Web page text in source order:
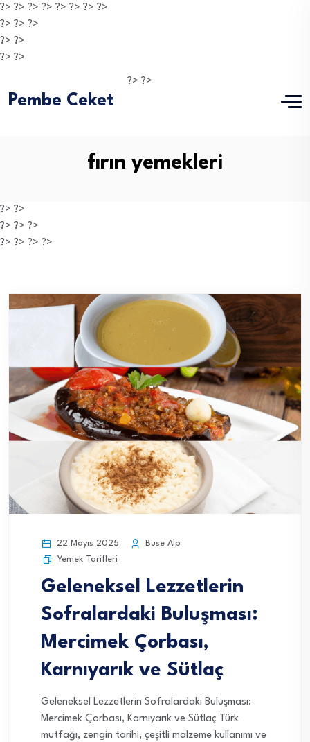
?> ?> ?> ?> ?> ?> ?> ?>
?> ?> ?>
?> ?>
?> ?>
Pembe Ceket
?> ?>
fırın yemekleri
?> ?>
?> ?> ?>
?> ?> ?> ?>
22 Mayıs 2025
Buse Alp
Yemek Tarifleri
Geleneksel Lezzetlerin
Sofralardaki Buluşması:
Mercimek Çorbası,
Karnıyarık ve Sütlaç
Geleneksel Lezzetlerin Sofralardaki Buluşması:
Mercimek Çorbası, Karnıyarık ve Sütlaç Türk
mutfağı, zengin tarihi, çeşitli malzeme kullanımı ve